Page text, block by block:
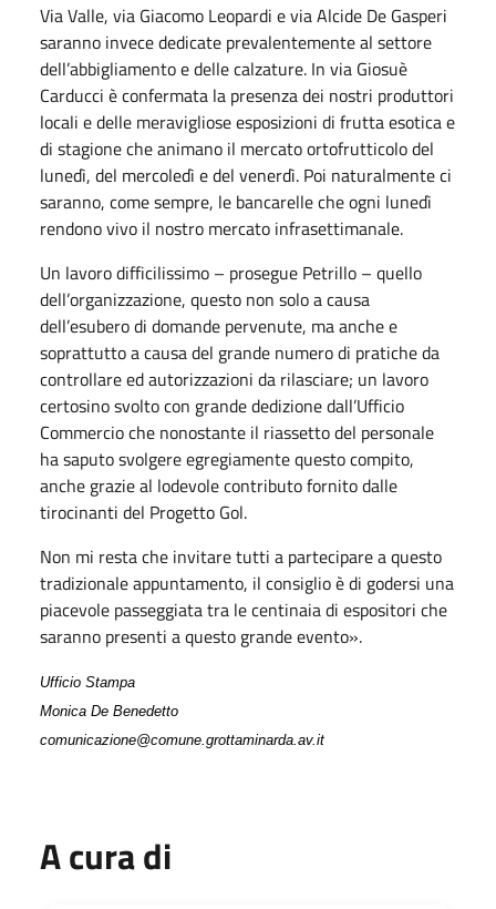
Via Valle, via Giacomo Leopardi e via Alcide De Gasperi
saranno invece dedicate prevalentemente al settore
dell’abbigliamento e delle calzature. In via Giosuè
Carducci è confermata la presenza dei nostri produttori
locali e delle meravigliose esposizioni di frutta esotica e
di stagione che animano il mercato ortofrutticolo del
lunedì, del mercoledì e del venerdì. Poi naturalmente ci
saranno, come sempre, le bancarelle che ogni lunedì
rendono vivo il nostro mercato infrasettimanale.
Un lavoro difficilissimo – prosegue Petrillo – quello
dell’organizzazione, questo non solo a causa
dell’esubero di domande pervenute, ma anche e
soprattutto a causa del grande numero di pratiche da
controllare ed autorizzazioni da rilasciare; un lavoro
certosino svolto con grande dedizione dall’Ufficio
Commercio che nonostante il riassetto del personale
ha saputo svolgere egregiamente questo compito,
anche grazie al lodevole contributo fornito dalle
tirocinanti del Progetto Gol.
Non mi resta che invitare tutti a partecipare a questo
tradizionale appuntamento, il consiglio è di godersi una
piacevole passeggiata tra le centinaia di espositori che
saranno presenti a questo grande evento».
Ufficio Stampa
Monica De Benedetto
comunicazione@comune.grottaminarda.av.it
A cura di